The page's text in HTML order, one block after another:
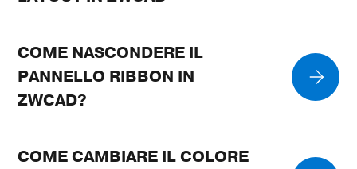
COME NASCONDERE IL
PANNELLO RIBBON IN
ZWCAD?
COME CAMBIARE IL COLORE